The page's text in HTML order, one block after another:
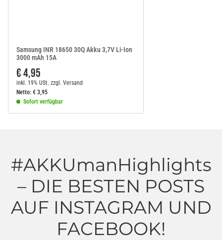
Samsung INR 18650 30Q Akku 3,7V Li-Ion
3000 mAh 15A
€ 4,95
inkl. 19% USt. zzgl. Versand
Netto: € 3,95
Sofort verfügbar
#AKKUmanHighlights
– DIE BESTEN POSTS
AUF INSTAGRAM UND
FACEBOOK!